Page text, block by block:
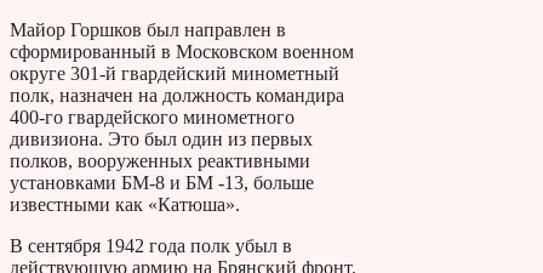
Майор Горшков был направлен в
сформированный в Московском военном
округе 301-й гвардейский минометный
полк, назначен на должность командира
400-го гвардейского минометного
дивизиона. Это был один из первых
полков, вооруженных реактивными
установками БМ-8 и БМ -13, больше
известными как «Катюша».
В сентября 1942 года полк убыл в
действующую армию на Брянский фронт.